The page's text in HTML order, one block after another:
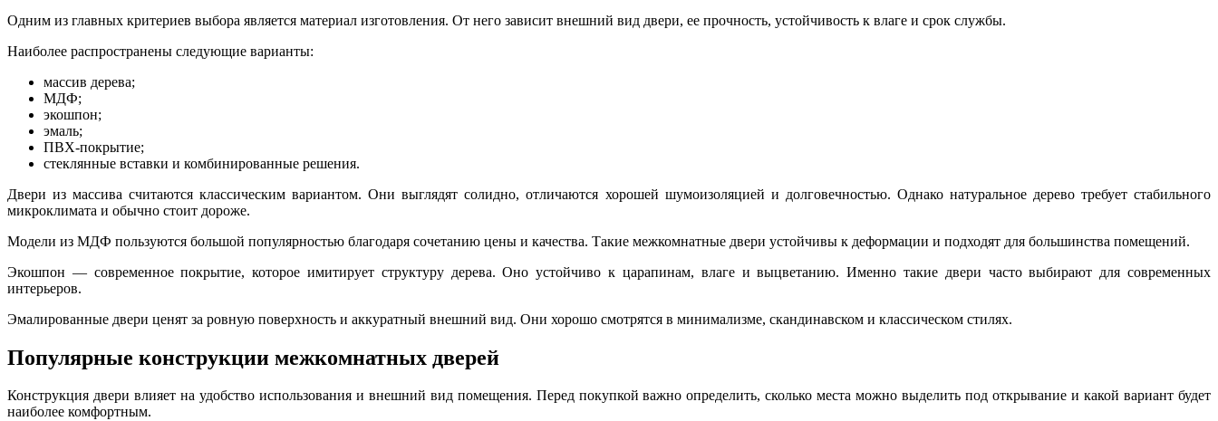
Одним из главных критериев выбора является материал изготовления. От него зависит внешний вид двери, ее прочность, устойчивость к влаге и срок службы.
Наиболее распространены следующие варианты:
массив дерева;
МДФ;
экошпон;
эмаль;
ПВХ-покрытие;
стеклянные вставки и комбинированные решения.
Двери из массива считаются классическим вариантом. Они выглядят солидно, отличаются хорошей шумоизоляцией и долговечностью. Однако натуральное дерево требует стабильного
микроклимата и обычно стоит дороже.
Модели из МДФ пользуются большой популярностью благодаря сочетанию цены и качества. Такие межкомнатные двери устойчивы к деформации и подходят для большинства помещений.
Экошпон — современное покрытие, которое имитирует структуру дерева. Оно устойчиво к царапинам, влаге и выцветанию. Именно такие двери часто выбирают для современных
интерьеров.
Эмалированные двери ценят за ровную поверхность и аккуратный внешний вид. Они хорошо смотрятся в минимализме, скандинавском и классическом стилях.
Популярные конструкции межкомнатных дверей
Конструкция двери влияет на удобство использования и внешний вид помещения. Перед покупкой важно определить, сколько места можно выделить под открывание и какой вариант будет
наиболее комфортным.